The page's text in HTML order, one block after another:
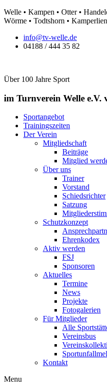
Zum
Inhalt
Welle • Kampen • Otter •
Wörme • Todtshorn • Kamperlien
info@tv-welle.de
04188 / 444 35 82
Über 100 Jahre Sport
im Turnverein Welle e.V.
Sportangebot
Trainingszeiten
Der Verein
Mitgliedschaft
Beiträge
Mitglied
Über uns
Trainer
Vorstand
Schiedsrichter
Satzung
Schutzkonzept
Ehrenkodex
Aktiv werden
FSJ
Sponsoren
Aktuelles
Termine
News
Projekte
Fotogalerien
Für Mitglieder
Alle
Vereinsbus
Kontakt
Flyout
Menu